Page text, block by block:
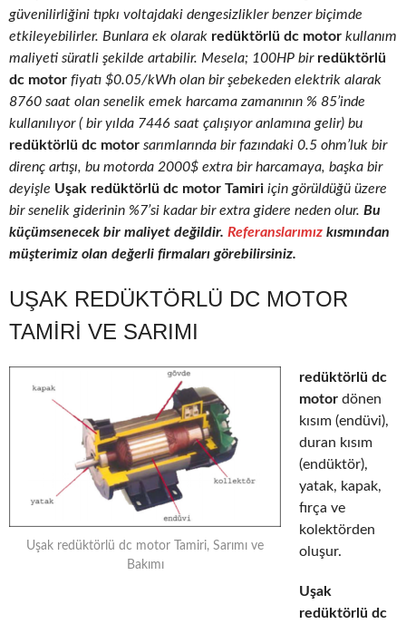
güvenilirliğini tıpkı voltajdaki dengesizlikler benzer biçimde
etkileyebilirler. Bunlara ek olarak redüktörlü dc motor kullanım
maliyeti süratli şekilde artabilir. Mesela; 100HP birredüktörlü
dc motor fiyatı $0.05/kWh olan bir şebekeden elektrik alarak
8760 saat olan senelik emek harcama zamanının % 85’inde
kullanılıyor ( bir yılda 7446 saat çalışıyor anlamına gelir) bu
redüktörlü dc motor sarımlarında bir fazındaki 0.5 ohm’luk bir
direnç artışı, bu motorda 2000$ extra bir harcamaya, başka bir
deyişle Uşak redüktörlü dc motor Tamiri için görüldüğü üzere
bir senelik giderinin %7’si kadar bir extra gidere neden olur. Bu
küçümsenecek bir maliyet değildir. Referanslarımız kısmından
müşterimiz olan değerli firmaları görebilirsiniz.
UŞAK REDÜKTÖRLÜ DC MOTOR
TAMIRI VE SARIMI
Uşak redüktörlü dc motor Tamiri, Sarımı ve
Bakımı
redüktörlü dc
motor dönen
kısım (endüvi),
duran kısım
(endüktör),
yatak, kapak,
fırça ve
kolektörden
oluşur.
Uşak
redüktörlü dc